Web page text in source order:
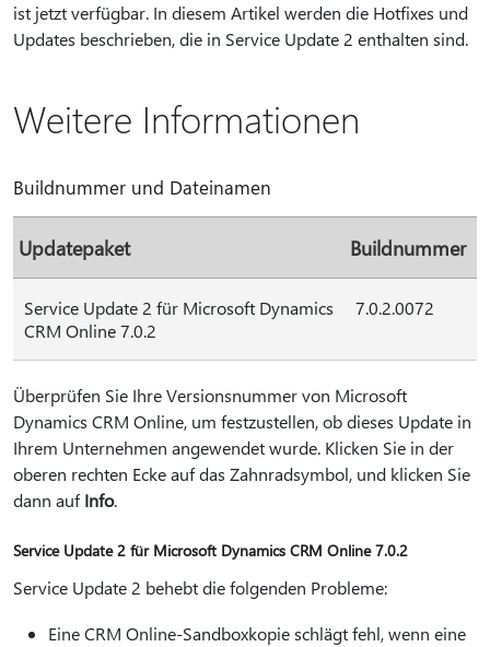
ist jetzt verfügbar. In diesem Artikel werden die Hotfixes und
Updates beschrieben, die in Service Update 2 enthalten sind.
Weitere Informationen
Buildnummer und Dateinamen
Updatepaket Buildnummer
Service Update 2 für Microsoft Dynamics
CRM Online 7.0.2
7.0.2.0072
Überprüfen Sie Ihre Versionsnummer von Microsoft
Dynamics CRM Online, um festzustellen, ob dieses Update in
Ihrem Unternehmen angewendet wurde. Klicken Sie in der
oberen rechten Ecke auf das Zahnradsymbol, und klicken Sie
dann aufInfo.
Service Update 2 für Microsoft Dynamics CRM Online 7.0.2
Service Update 2 behebt die folgenden Probleme:
Eine CRM Online-Sandboxkopie schlägt fehl, wenn eine